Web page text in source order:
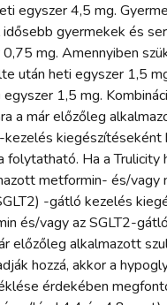
egyszer 4,5 mg.
gyermekek és
mg. Amennyiben
után heti egyszer 1,5
1,5 mg.
a már előzőleg
kiegészítéseként
folytatható. Ha a Trulicity
metformin- és/vagy
-gátló kezelés
és/vagy az SGLT2-
előzőleg alkalmazott
hozzá, akkor a
érdekében